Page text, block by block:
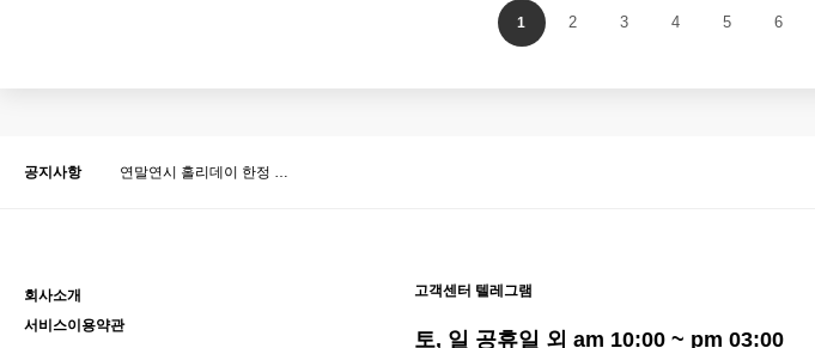
1 2 3 4 5 6
맨끝
공지사항 연말연시 홀리데이 한정 …
회사소개
서비스이용약관
고객센터 텔레그램
토, 일 공휴일 외 am 10:00 ~ pm 03:00